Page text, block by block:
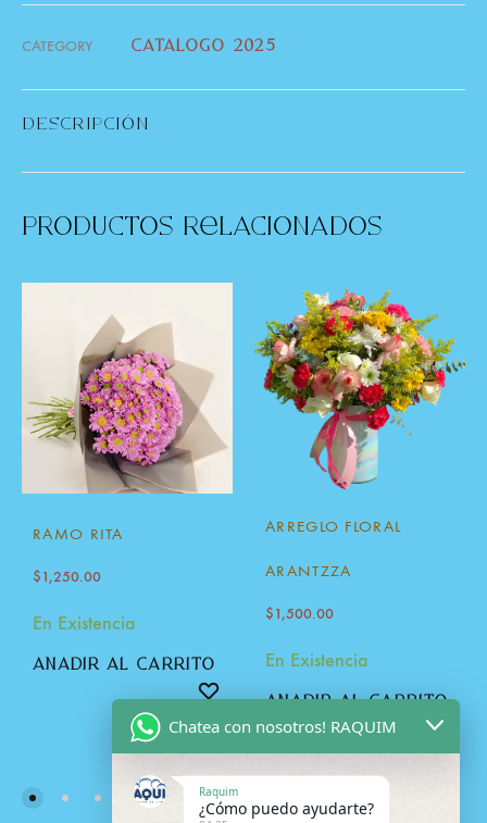
CATEGORY catalogo 2025
DESCRIPCIÓN
Productos Relacionados
RAMO RITA
$1,250.00
En Existencia
añadir al carrito
ARREGLO FLORAL
ARANTZZA
$1,500.00
En Existencia
añadir al carrito
Chatea con nosotros! RAQUIM
Raquim
¿Cómo puedo ayudarte?